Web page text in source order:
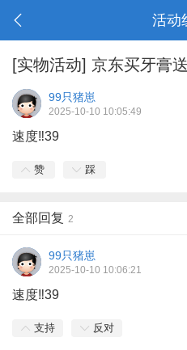
活动
[实物活动] 京东买牙膏
99只猪崽
2025-10-10 10:05:49
速度‼️39
赞 踩
全部回复 2
99只猪崽
2025-10-10 10:06:21
速度‼️39
支持 反对